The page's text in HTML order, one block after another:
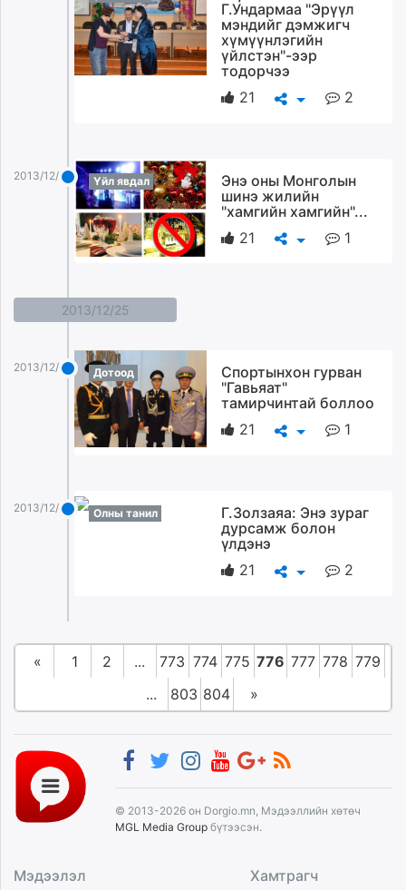
Г.Ундармаа "Эрүүл
мэндийг дэмжигч
хүмүүнлэгийн
үйлстэн"-ээр
тодорчээ
21
2
2013/12/26 Үйл явдал
Энэ оны Монголын
шинэ жилийн
"хамгийн хамгийн"...
21
1
2013/12/25
2013/12/25 Дотоод
Спортынхон гурван
"Гавьяат"
тамирчинтай боллоо
21
1
2013/12/25 Олны танил
Г.Золзаяа: Энэ зураг
дурсамж болон
үлдэнэ
21
2
« 1 2 ... 773 774 775 776 777 778 779
...
803 804 »
© 2013-2026 он Dorgio.mn, Мэдээллийн хөтөч
MGL Media Group бүтээсэн.
Мэдээлэл Хамтрагч